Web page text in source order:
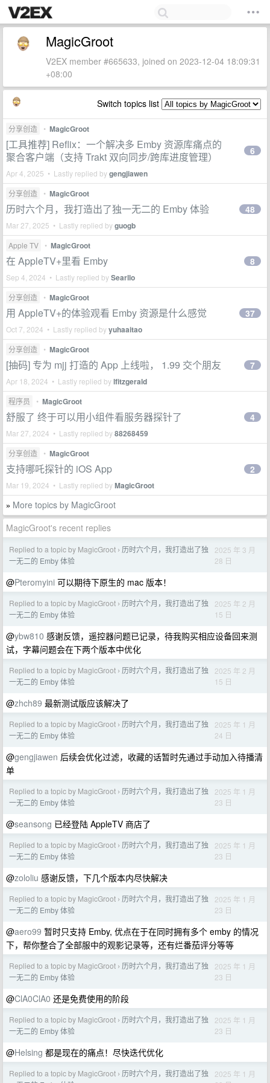
MagicGroot
V2EX member #665633, joined on 2023-12-04 18:09:31
+08:00
Switch topics list
分享创造 • MagicGroot
[工具推荐] Reflix：一个解决多 Emby 资源库痛点的
聚合客户端（支持 Trakt 双向同步/跨库进度管理）
Apr 4, 2025 • Lastly replied bygengjiawen
6
分享创造 • MagicGroot
历时六个月，我打造出了独一无二的 Emby 体验
Mar 27, 2025 • Lastly replied byguogb
48
Apple TV • MagicGroot
在 AppleTV+里看 Emby
Sep 4, 2024 • Lastly replied bySearllo
8
分享创造 • MagicGroot
用 AppleTV+的体验观看 Emby 资源是什么感觉
Oct 7, 2024 • Lastly replied byyuhaaitao
37
分享创造 • MagicGroot
[抽码] 专为 mjj 打造的 App 上线啦， 1.99 交个朋友
Apr 18, 2024 • Lastly replied bylfitzgerald
7
程序员 • MagicGroot
舒服了 终于可以用小组件看服务器探针了
Mar 27, 2024 • Lastly replied by88268459
4
分享创造 • MagicGroot
支持哪吒探针的 iOS App
Mar 19, 2024 • Lastly replied byMagicGroot
2
» More topics by MagicGroot
MagicGroot's recent replies
Replied to a topic by MagicGroot › 历时六个月，我打造出了独
一无二的 Emby 体验
2025 年 3 月
28 日
@Pteromyini 可以期待下原生的 mac 版本！
Replied to a topic by MagicGroot › 历时六个月，我打造出了独
一无二的 Emby 体验
2025 年 2 月
15 日
@ybw810 感谢反馈，遥控器问题已记录，待我购买相应设备回来测
试，字幕问题会在下两个版本中优化
Replied to a topic by MagicGroot › 历时六个月，我打造出了独
一无二的 Emby 体验
2025 年 2 月
15 日
@zhch89 最新测试版应该解决了
Replied to a topic by MagicGroot › 历时六个月，我打造出了独
一无二的 Emby 体验
2025 年 1 月
24 日
@gengjiawen 后续会优化过滤，收藏的话暂时先通过手动加入待播清
单
Replied to a topic by MagicGroot › 历时六个月，我打造出了独
一无二的 Emby 体验
2025 年 1 月
23 日
@seansong 已经登陆 AppleTV 商店了
Replied to a topic by MagicGroot › 历时六个月，我打造出了独
一无二的 Emby 体验
2025 年 1 月
23 日
@zololiu 感谢反馈，下几个版本内尽快解决
Replied to a topic by MagicGroot › 历时六个月，我打造出了独
一无二的 Emby 体验
2025 年 1 月
23 日
@aero99 暂时只支持 Emby, 优点在于在同时拥有多个 emby 的情况
下，帮你整合了全部服中的观影记录等，还有烂番茄评分等等
Replied to a topic by MagicGroot › 历时六个月，我打造出了独
一无二的 Emby 体验
2025 年 1 月
23 日
@ClA0ClA0 还是免费使用的阶段
Replied to a topic by MagicGroot › 历时六个月，我打造出了独
一无二的 Emby 体验
2025 年 1 月
23 日
@Helsing 都是现在的痛点！尽快迭代优化
Replied to a topic by MagicGroot › 历时六个月，我打造出了独
2025 年 1 月